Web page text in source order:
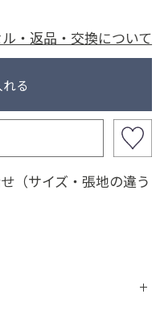
・返品・交換について
（サイズ・張地の違う